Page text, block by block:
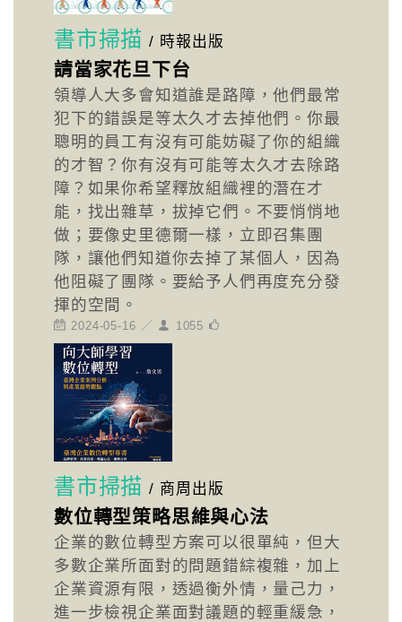
書市掃描 / 時報出版
請當家花旦下台
領導人大多會知道誰是路障，他們最常
犯下的錯誤是等太久才去掉他們。你最
聰明的員工有沒有可能妨礙了你的組織
的才智？你有沒有可能等太久才去除路
障？如果你希望釋放組織裡的潛在才
能，找出雜草，拔掉它們。不要悄悄地
做；要像史里德爾一樣，立即召集團
隊，讓他們知道你去掉了某個人，因為
他阻礙了團隊。要給予人們再度充分發
揮的空間。
2024-05-16 ／ 1055
書市掃描 / 商周出版
數位轉型策略思維與心法
企業的數位轉型方案可以很單純，但大
多數企業所面對的問題錯綜複雜，加上
企業資源有限，透過衡外情，量己力，
進一步檢視企業面對議題的輕重緩急，